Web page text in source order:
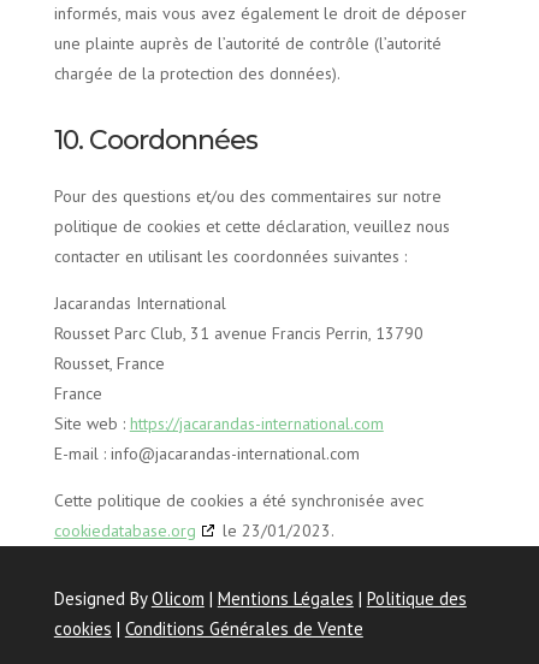
informés, mais vous avez également le droit de déposer
une plainte auprès de l’autorité de contrôle (l’autorité
chargée de la protection des données).
10. Coordonnées
Pour des questions et/ou des commentaires sur notre
politique de cookies et cette déclaration, veuillez nous
contacter en utilisant les coordonnées suivantes :
Jacarandas International
Rousset Parc Club, 31 avenue Francis Perrin, 13790
Rousset, France
France
Site web : https://jacarandas-international.com
E-mail : info@jacarandas-international.com
Cette politique de cookies a été synchronisée avec
cookiedatabase.org
le 23/01/2023.
Designed ByOlicom | Mentions Légales | Politique des
cookies | Conditions Générales de Vente